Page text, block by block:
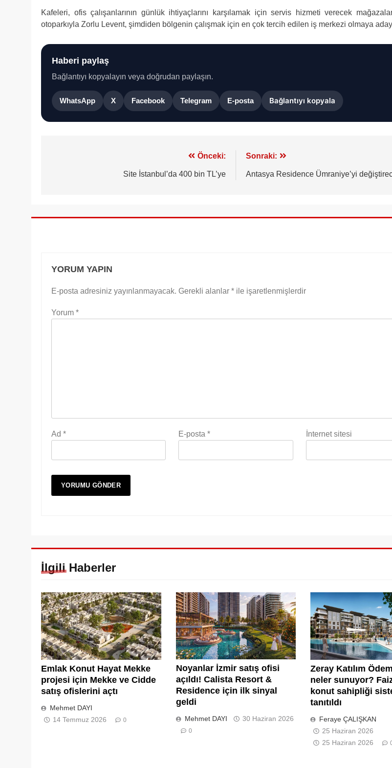
Kafeleri, ofis çalışanlarının günlük ihtiyaçlarını karşılamak için servis hizmeti verecek
otoparkıyla Zorlu Levent, şimdiden bölgenin çalışmak için en çok tercih edilen iş merkezi olmaya
Haberi paylaş
Bağlantıyı kopyalayın veya doğrudan paylaşın.
WhatsApp X Facebook Telegram E-posta Bağlantıyı kopyala
Önceki:
Site İstanbul’da 400 bin TL’ye
Sonraki:
Antasya Residence Ümraniye’yi
YORUM YAPIN
E-posta adresiniz yayınlanmayacak. Gerekli alanlar * ile işaretlenmişlerdir
Yorum *
Ad * E-posta* İnternet sitesi
İlgili Haberler
Emlak Konut Hayat Mekke
projesi için Mekke ve Cidde
satış ofislerini açtı
Mehmet DAYI
14 Temmuz 2026
0
Noyanlar İzmir satış ofisi
açıldı! Calista Resort &
Residence için ilk sinyal
geldi
Mehmet DAYI 30 Haziran 2026
0
Zeray Katılım
neler sunuyor?
konut sahipliği
tanıtıldı
Feraye ÇALIŞKAN
25 Haziran 2026
25 Haziran 2026